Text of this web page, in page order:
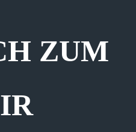
ZUM